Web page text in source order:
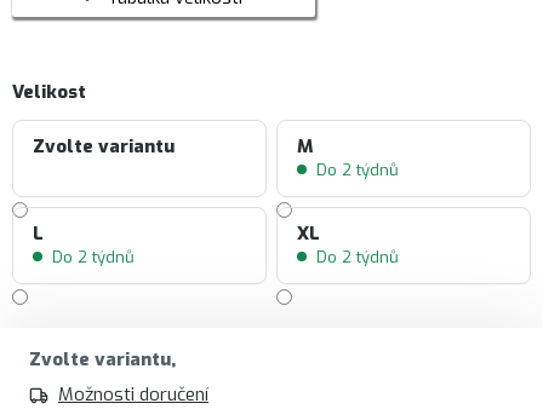
Velikost
Zvolte variantu M
Do 2 týdnů
L
Do 2 týdnů
XL
Do 2 týdnů
Zvolte variantu
Možnosti doručení